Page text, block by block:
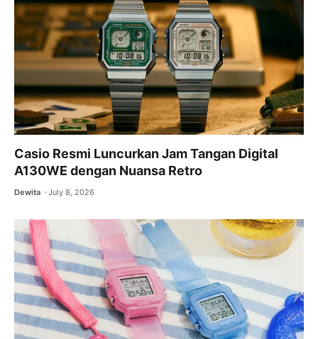
Casio Resmi Luncurkan Jam Tangan Digital
A130WE dengan Nuansa Retro
Dewita July 8, 2026